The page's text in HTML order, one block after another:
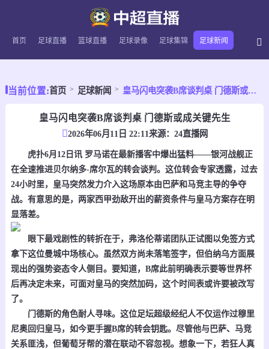
首页 足球直播 篮球直播 足球录像 足球集锦 足球新闻
当前位置:首页 足球新闻 皇马闪电突袭B席谈判桌 门德斯或成关键先生
皇马闪电突袭B席谈判桌 门德斯或成关键先生
2026年06月11日 22:11来源： 24直播网
虎扑6月12日讯 罗马诺在最新播客中爆出猛料——银河战舰正
在全速推进贝尔纳多-席尔瓦的转会谈判。这位转会专家透露，过去
24小时里，皇马突然发力介入这场原本由巴萨和马竞主导的争夺
战。有意思的是，两家西甲劲敌开出的薪资条件与皇马方案存在明
显落差。
眼下最戏剧性的转折在于，弗洛伦蒂诺团队正试图以免签方式
拿下这位曼城中场核心。虽然双方尚未落笔签字，但伯纳乌方面展
现出的强势姿态令人侧目。要知道，B席此前明确表示要等世界杯
后再决定未来，可面对皇马的突然加码，这个时间表或许要被改写
了。
门德斯的角色耐人寻味。这位足坛超级经纪人不仅运作过穆里
尼奥回归皇马，如今更手握B席的转会钥匙。尽管他与巴萨、马竞
关系匪浅，但葡萄牙帮的潜在联动不容忽视。想象一下，若狂人真